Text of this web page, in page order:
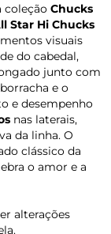
coleção Chucks
Star Hi Chucks
visuais
do cabedal,
junto com
e o
e desempenho
nas laterais,
da linha. O
clássico da
o amor e a
alterações